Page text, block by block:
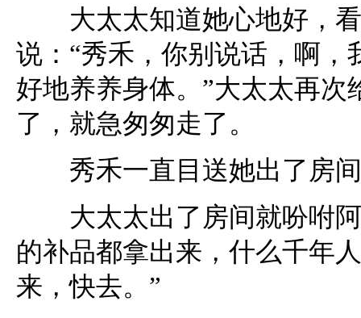
大太太知道她心地好，看
说：“秀禾，你别说话，啊
好地养养身体。”大太太再
了，就急匆匆走了。
秀禾一直目送她出了房间
大太太出了房间就吩咐阿
的补品都拿出来，什么千年
来，快去。”